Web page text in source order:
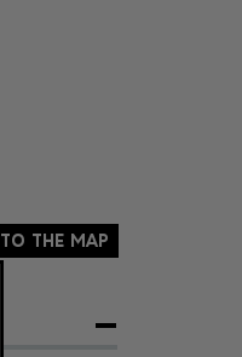
To the map